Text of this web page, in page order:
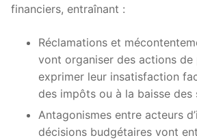
financiers, entraînant :
Réclamations et
vont organiser des actions
exprimer leur insatisfaction
des impôts ou à la baisse des
Antagonismes entre acteurs
décisions budgétaires vont